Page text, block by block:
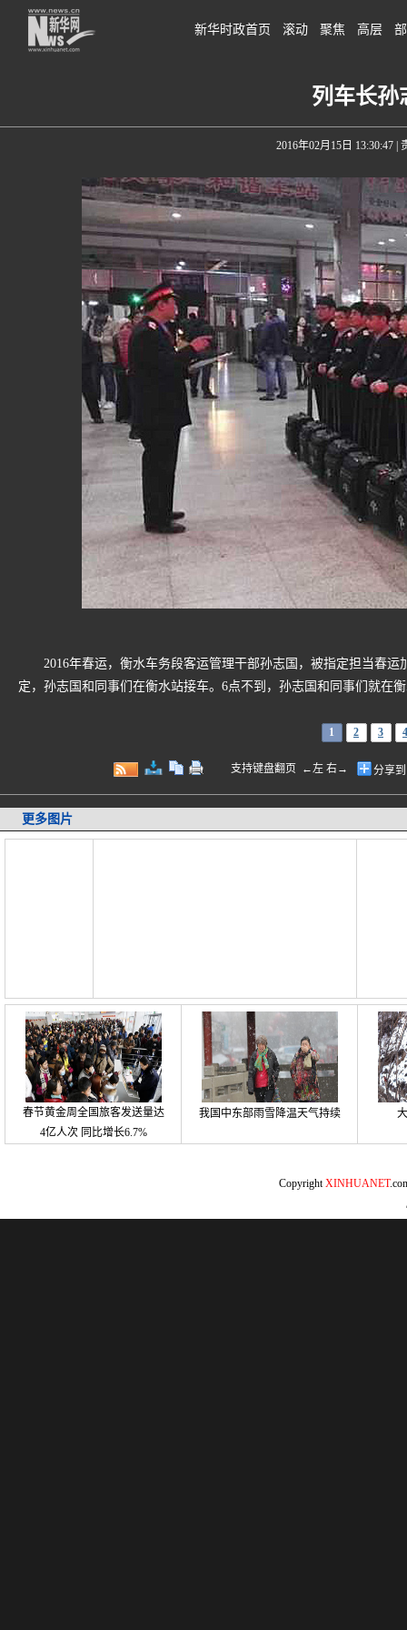
新华时政首页 滚动 聚焦 高层
列车长孙
2016年02月15日 13:30:47|
2016年春运，衡水车务段客运管理干部孙志国，被指定担当春运
定，孙志国和同事们在衡水站接车。6点不到，孙志国和同事们就在
1 2 3 4
支持键盘翻页 ←左 右→ 分享
更多图片
春节黄金周全国旅客发送量达
4亿人次 同比增长6.7%
我国中东部雨雪降温天气持续
CopyrightXINHUANET